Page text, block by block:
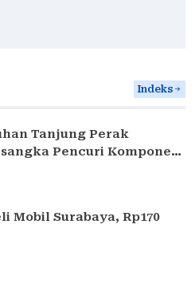
Indeks
Tanjung Perak
Pencuri Komponen
Surabaya
Mobil Surabaya, Rp170